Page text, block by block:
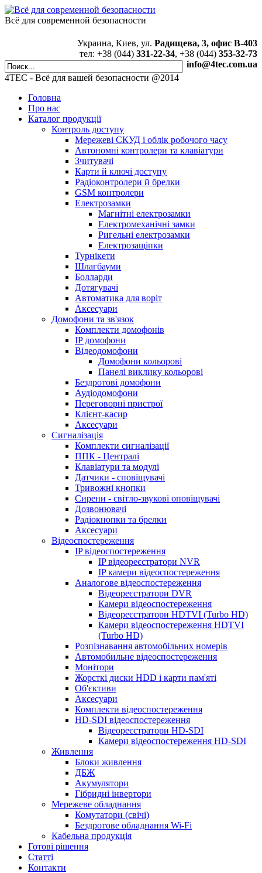
Всё для современной безопасности
Украина, Киев, ул. Радищева, 3, офис В-403
тел: +38 (044) 331-22-34, +38 (044) 353-32-73
info@4tec.com.ua
4TEC - Всё для вашей безопасности @2014
Головна
Про нас
Каталог продукції
Контроль доступу
Мережеві СКУД і облік робочого часу
Автономні контролери та клавіатури
Зчитувачі
Карти й ключі доступу
Радіоконтролери й брелки
GSM контролери
Електрозамки
Магнітні електрозамки
Електромеханічні замки
Ригельні електрозамки
Електрозащіпки
Турнікети
Шлагбауми
Болларди
Дотягувачі
Автоматика для воріт
Аксесуари
Домофони та зв'язок
Комплекти домофонів
IP домофони
Відеодомофони
Домофони кольорові
Панелі виклику кольорові
Бездротові домофони
Аудіодомофони
Переговорні пристрої
Клієнт-касир
Аксесуари
Сигналізація
Комплекти сигналізації
ППК - Централі
Клавіатури та модулі
Датчики - сповіщувачі
Тривожні кнопки
Сирени - світло-звукові оповіщувачі
Дозвонювачі
Радіокнопки та брелки
Аксесуари
Відеоспостереження
IP відеоспостереження
IP відеореєстратори NVR
IP камери відеоспостереження
Аналогове відеоспостереження
Відеореєстратори DVR
Камери відеоспостереження
Відеореєстратори HDTVI (Turbo HD)
Камери відеоспостереження HDTVI
(Turbo HD)
Розпізнавання автомобільних номерів
Автомобильне відеоспостереження
Монітори
Жорсткі диски HDD і карти пам'яті
Об'єктиви
Аксесуари
Комплекти відеоспостереження
HD-SDI відеоспостереження
Відеореєстратори HD-SDI
Камери відеоспостереження HD-SDI
Живлення
Блоки живлення
ДБЖ
Акумулятори
Гібридні інвертори
Мережеве обладнання
Комутатори (свічі)
Бездротове обладнання Wi-Fi
Кабельна продукція
Готові рішення
Статті
Контакти